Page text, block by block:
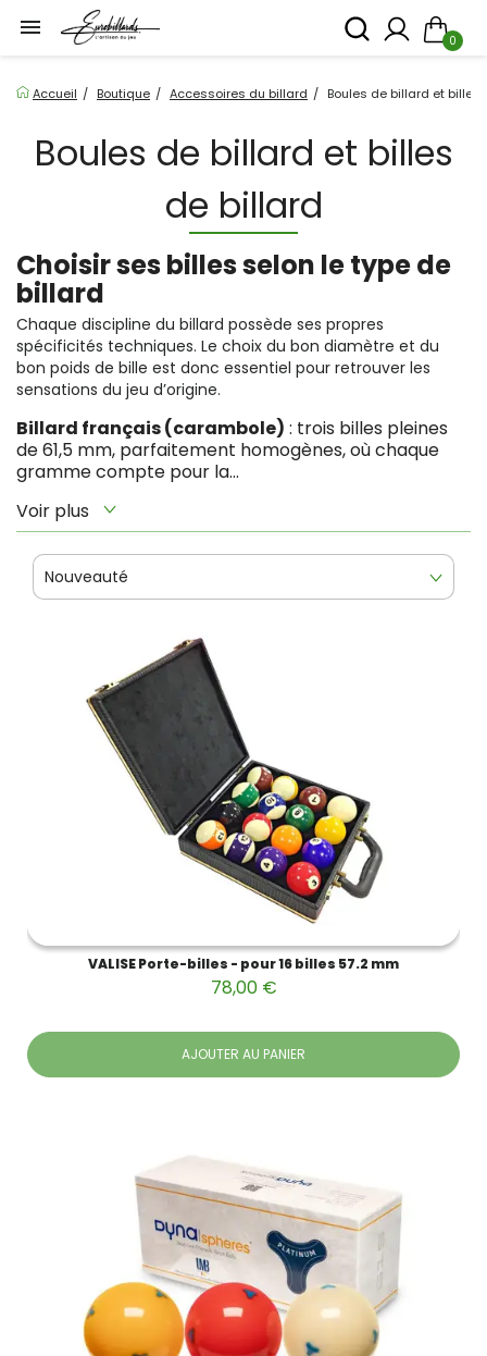

0
Accueil Boutique Accessoires du billard Boules de billard et billes
Boules de billard et billes
de billard
Choisir ses billes selon le type de
billard
Chaque discipline du billard possède ses propres
spécificités techniques. Le choix du bon diamètre et du
bon poids de bille est donc essentiel pour retrouver les
sensations du jeu d’origine.
Billard français (carambole) : trois billes pleines
de 61,5 mm, parfaitement homogènes, où chaque
gramme compte pour la...
Voir plus
Nouveauté
VALISE Porte-billes - pour 16 billes 57.2 mm
78,00 €
AJOUTER AU PANIER